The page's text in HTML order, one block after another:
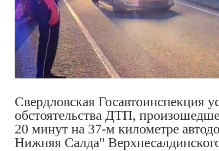
Свердловская Госавтоинспекция
обстоятельства ДТП,
20 минут на 37-м километре
Нижняя Салда"